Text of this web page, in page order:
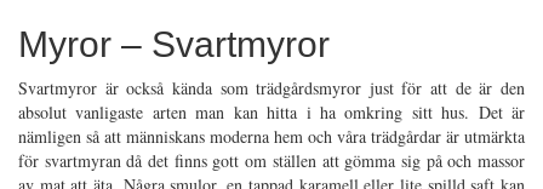
Myror – Svartmyror
Svartmyror är också kända som trädgårdsmyror just för att de är den
absolut vanligaste arten man kan hitta i ha omkring sitt hus. Det är
nämligen så att människans moderna hem och våra trädgårdar är utmärkta
för svartmyran då det finns gott om ställen att gömma sig på och massor